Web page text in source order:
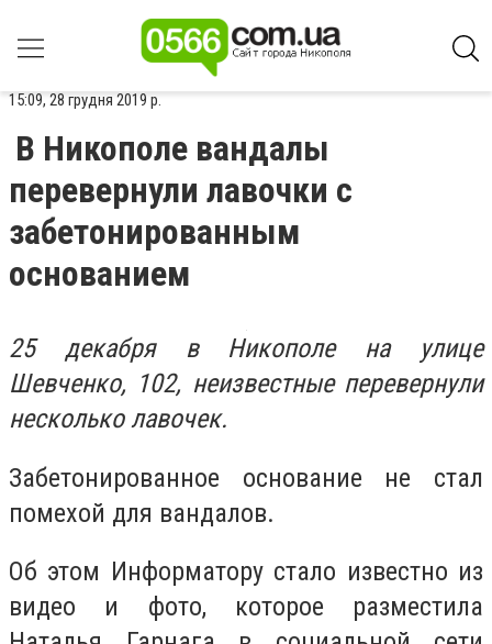
15:09, 28 грудня 2019 р.
В Никополе вандалы
перевернули лавочки с
забетонированным
основанием
25 декабря в Никополе на улице
Шевченко, 102, неизвестные перевернули
несколько лавочек.
Забетонированное основание не стал
помехой для вандалов.
Об этом Информатору стало известно из
видео и фото, которое разместила